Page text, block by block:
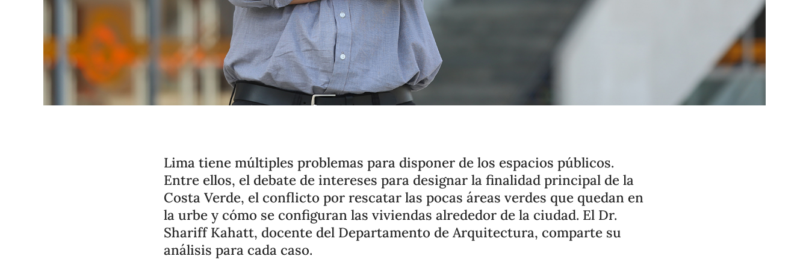
Lima tiene múltiples problemas para disponer de los espacios públicos.
Entre ellos, el debate de intereses para designar la finalidad principal de la
Costa Verde, el conflicto por rescatar las pocas áreas verdes que quedan en
la urbe y cómo se configuran las viviendas alrededor de la ciudad. El Dr.
Shariff Kahatt, docente del Departamento de Arquitectura, comparte su
análisis para cada caso.